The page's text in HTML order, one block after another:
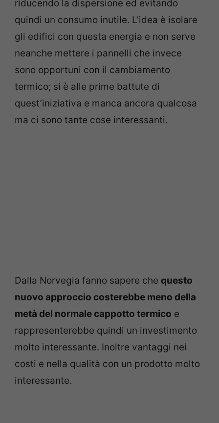
riducendo la dispersione ed evitando
quindi un consumo inutile. L’idea è isolare
gli edifici con questa energia e non serve
neanche mettere i pannelli che invece
sono opportuni con il cambiamento
termico; si è alle prime battute di
quest’iniziativa e manca ancora qualcosa
ma ci sono tante cose interessanti.
Dalla Norvegia fanno sapere che questo
nuovo approccio costerebbe meno della
metà del normale cappotto termico e
rappresenterebbe quindi un investimento
molto interessante. Inoltre vantaggi nei
costi e nella qualità con un prodotto molto
interessante.